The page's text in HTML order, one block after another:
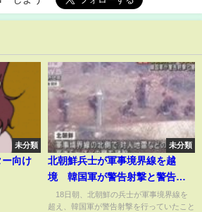
未分類
ー向け
未分類
北朝鮮兵士が軍事境界線を越
境 韓国軍が警告射撃と警告放
送(2024年6月18日)
18日朝、北朝鮮の兵士が軍事境界線を
超え、韓国軍が警告射撃を行っていたこと